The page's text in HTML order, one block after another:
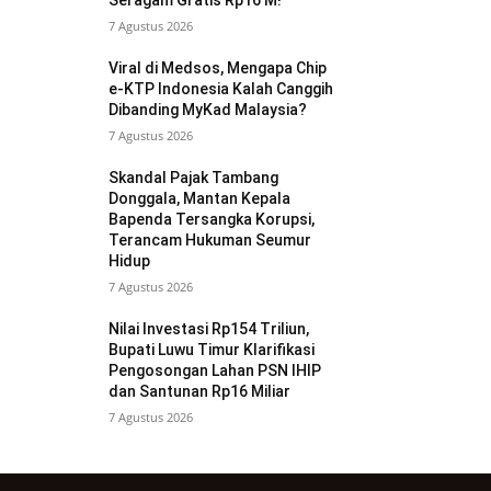
7 Agustus 2026
Viral di Medsos, Mengapa Chip
e-KTP Indonesia Kalah Canggih
Dibanding MyKad Malaysia?
7 Agustus 2026
Skandal Pajak Tambang
Donggala, Mantan Kepala
Bapenda Tersangka Korupsi,
Terancam Hukuman Seumur
Hidup
7 Agustus 2026
Nilai Investasi Rp154 Triliun,
Bupati Luwu Timur Klarifikasi
Pengosongan Lahan PSN IHIP
dan Santunan Rp16 Miliar
7 Agustus 2026